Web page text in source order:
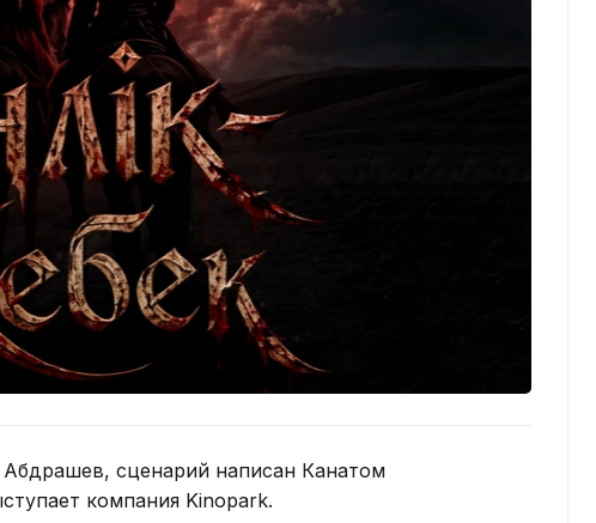
сценарий написан Канатом
компания Kinopark.